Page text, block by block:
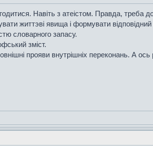
Навiть з атеiстом. Правда, треба
життэвi явища i формувати
словарного запасу.
змiст.
прояви внутрiшнiх переконань. А ось